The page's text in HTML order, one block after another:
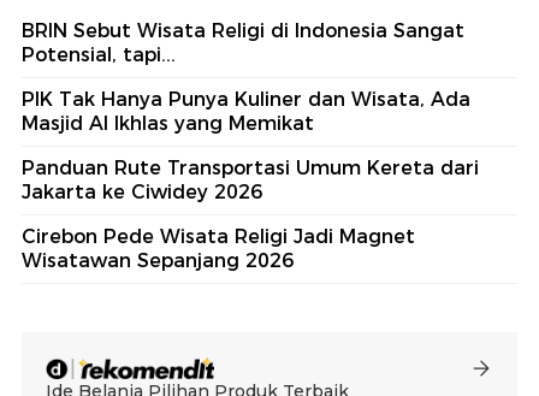
BRIN Sebut Wisata Religi di Indonesia Sangat
Potensial, tapi...
PIK Tak Hanya Punya Kuliner dan Wisata, Ada
Masjid Al Ikhlas yang Memikat
Panduan Rute Transportasi Umum Kereta dari
Jakarta ke Ciwidey 2026
Cirebon Pede Wisata Religi Jadi Magnet
Wisatawan Sepanjang 2026